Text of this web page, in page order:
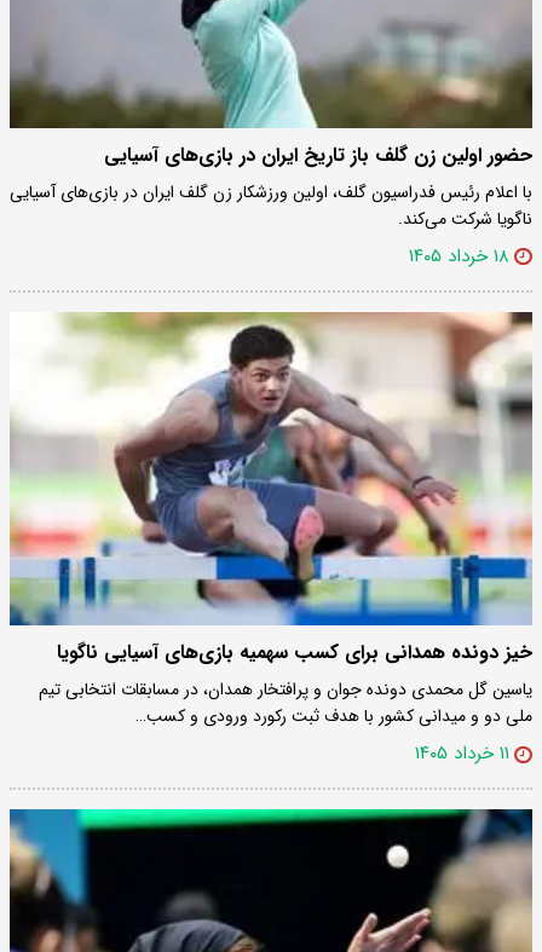
حضور اولین زن گلف باز تاریخ ایران در بازی‌های آسیایی
با اعلام رئیس فدراسیون گلف، اولین ورزشکار زن گلف ایران در بازی‌های آسیایی
ناگویا شرکت می‌کند.
۱۸ خرداد ۱۴۰۵
خیز دونده همدانی برای کسب سهمیه بازی‌های آسیایی ناگویا
یاسین گل محمدی دونده جوان و پرافتخار همدان، در مسابقات انتخابی تیم
ملی دو و میدانی کشور با هدف ثبت رکورد ورودی و کسب…
۱۱ خرداد ۱۴۰۵